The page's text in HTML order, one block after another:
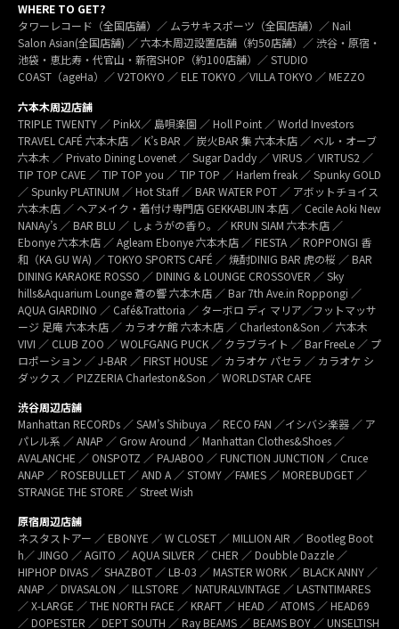
WHERE TO GET?
タワーレコード（全国店舗）／ ムラサキスポーツ（全国店舗）／ Nail
Salon Asian(全国店舗) ／ 六本木周辺設置店舗（約50店舗）／ 渋谷・原宿・
池袋・恵比寿・代官山・新宿SHOP（約100店舗）／ STUDIO
COAST（ageHa）／ V2TOKYO ／ ELE TOKYO ／VILLA TOKYO ／ MEZZO
六本木周辺店舗
TRIPLE TWENTY ／ PinkX／ 島唄楽園 ／ Holl Point ／ World Investors
TRAVEL CAFÉ 六本木店 ／ K’s BAR ／ 炭火BAR 集 六本木店 ／ ベル・オーブ
六本木 ／ Privato Dining Lovenet ／ Sugar Daddy ／ VIRUS ／ VIRTUS2 ／
TIP TOP CAVE ／ TIP TOP you ／ TIP TOP ／ Harlem freak ／ Spunky GOLD
／ Spunky PLATINUM ／ Hot Staff ／ BAR WATER POT ／ アボットチョイス
六本木店 ／ ヘアメイク・着付け専門店 GEKKABIJIN 本店 ／ Cecile Aoki New
NANAy’s ／ BAR BLU ／ しょうがの香り。／ KRUN SIAM 六本木店 ／
Ebonye 六本木店 ／ Agleam Ebonye 六本木店 ／ FIESTA ／ ROPPONGI 香
和（KA GU WA) ／ TOKYO SPORTS CAFÉ ／ 焼酎DINIG BAR 虎の桜 ／ BAR
DINING KARAOKE ROSSO ／ DINING & LOUNGE CROSSOVER ／ Sky
hills&Aquarium Lounge 蒼の響 六本木店 ／ Bar 7th Ave.in Roppongi ／
AQUA GIARDINO ／ Café&Trattoria ／ ターボロ ディ マリア／フットマッサ
ージ 足庵 六本木店 ／ カラオケ館 六本木店 ／ Charleston&Son ／ 六本木
VIVI ／ CLUB ZOO ／ WOLFGANG PUCK ／ クラブライト ／ Bar FreeLe ／ プ
ロポーション ／ J-BAR ／ FIRST HOUSE ／ カラオケ パセラ ／ カラオケ シ
ダックス ／ PIZZERIA Charleston&Son ／ WORLDSTAR CAFE
渋谷周辺店舗
Manhattan RECORDs ／ SAM’s Shibuya ／ RECO FAN ／イシバシ楽器 ／ ア
パレル系 ／ ANAP ／ Grow Around ／ Manhattan Clothes&Shoes ／
AVALANCHE ／ ONSPOTZ ／ PAJABOO ／ FUNCTION JUNCTION ／ Cruce
ANAP ／ ROSEBULLET ／ AND A ／ STOMY ／FAMES ／ MOREBUDGET ／
STRANGE THE STORE ／ Street Wish
原宿周辺店舗
ネスタストアー ／ EBONYE ／ W CLOSET ／ MILLION AIR ／ Bootleg Boot
h／ JINGO ／ AGITO ／ AQUA SILVER ／ CHER ／ Doubble Dazzle ／
HIPHOP DIVAS ／ SHAZBOT ／ LB-03 ／ MASTER WORK ／ BLACK ANNY ／
ANAP ／ DIVASALON ／ ILLSTORE ／ NATURALVINTAGE ／ LASTNTIMARES
／ X-LARGE ／ THE NORTH FACE ／ KRAFT ／ HEAD ／ ATOMS ／ HEAD69
／ DOPESTER ／ DEPT SOUTH ／ Ray BEAMS ／ BEAMS BOY ／ UNSELTISH